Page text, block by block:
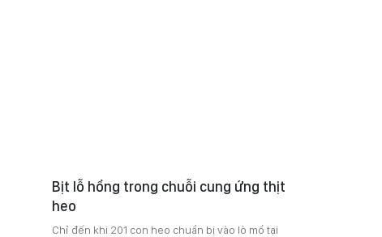
Bịt lỗ hổng trong chuỗi cung ứng thịt
heo
Chỉ đến khi 201 con heo chuẩn bị vào lò mổ tại